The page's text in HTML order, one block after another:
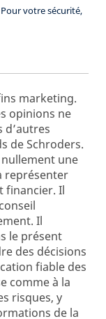
Pour votre sécurité,
marketing.
opinions ne
de Schroders.
une
représenter
financier. Il
Il
le présent
des décisions
fiable des
comme à la
risques, y
de la